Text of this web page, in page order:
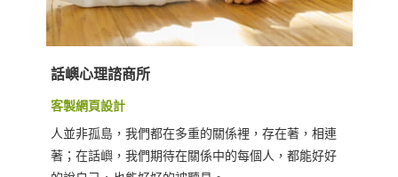
話嶼心理諮商所
客製網頁設計
人並非孤島，我們都在多重的關係裡，存在著，相連
著；在話嶼，我們期待在關係中的每個人，都能好好